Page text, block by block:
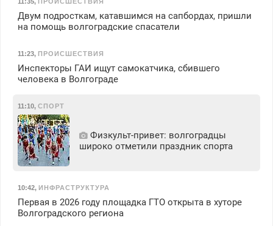
11:35, ПРОИСШЕСТВИЯ
Двум подросткам, катавшимся на сапбордах, пришли
на помощь волгоградские спасатели
11:23, ПРОИСШЕСТВИЯ
Инспекторы ГАИ ищут самокатчика, сбившего
человека в Волгограде
11:10, СПОРТ
Физкульт‑привет: волгоградцы
широко отметили праздник спорта
10:42, ИНФРАСТРУКТУРА
Первая в 2026 году площадка ГТО открыта в хуторе
Волгоградского региона